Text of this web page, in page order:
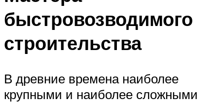
быстровозводимого
строительства
В древние времена наиболее
крупными и наиболее сложными